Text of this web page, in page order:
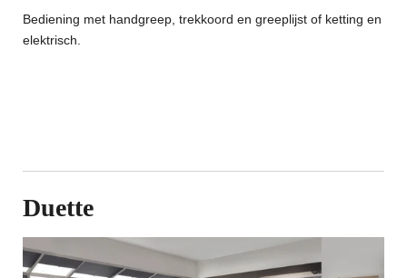
Bediening met handgreep, trekkoord en greeplijst of ketting en
elektrisch.
Duette